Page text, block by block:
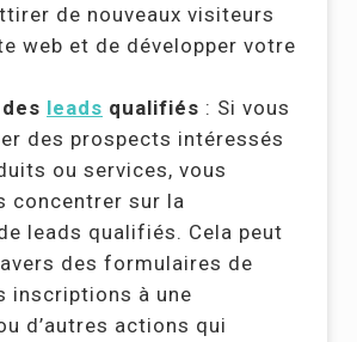
de nouveaux visiteurs
web et de développer votre
leads qualifiés : Si vous
des prospects intéressés
ou services, vous
concentrer sur la
leads qualifiés. Cela peut
des formulaires de
inscriptions à une
d’autres actions qui